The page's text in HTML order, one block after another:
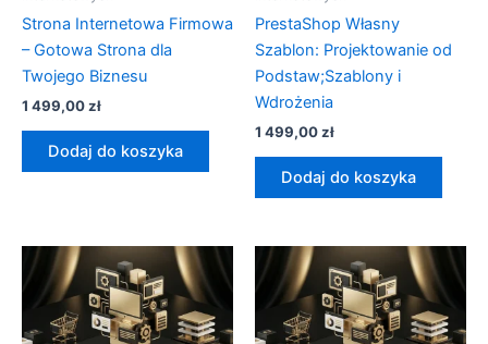
Strona Internetowa Firmowa
– Gotowa Strona dla
Twojego Biznesu
1 499,00zł
Dodaj do koszyka
PrestaShop Własny
Szablon: Projektowanie od
Podstaw;Szablony i
Wdrożenia
1 499,00zł
Dodaj do koszyka